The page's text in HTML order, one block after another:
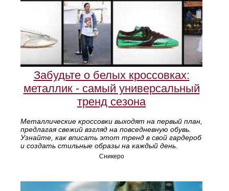
Забудьте о белых кроссовках:
металлик - самый универсальный
тренд сезона
Металлические кроссовки выходят на первый план,
предлагая свежий взгляд на повседневную обувь.
Узнайте, как вписать этот тренд в свой гардероб
и создать стильные образы на каждый день.
Сникеро